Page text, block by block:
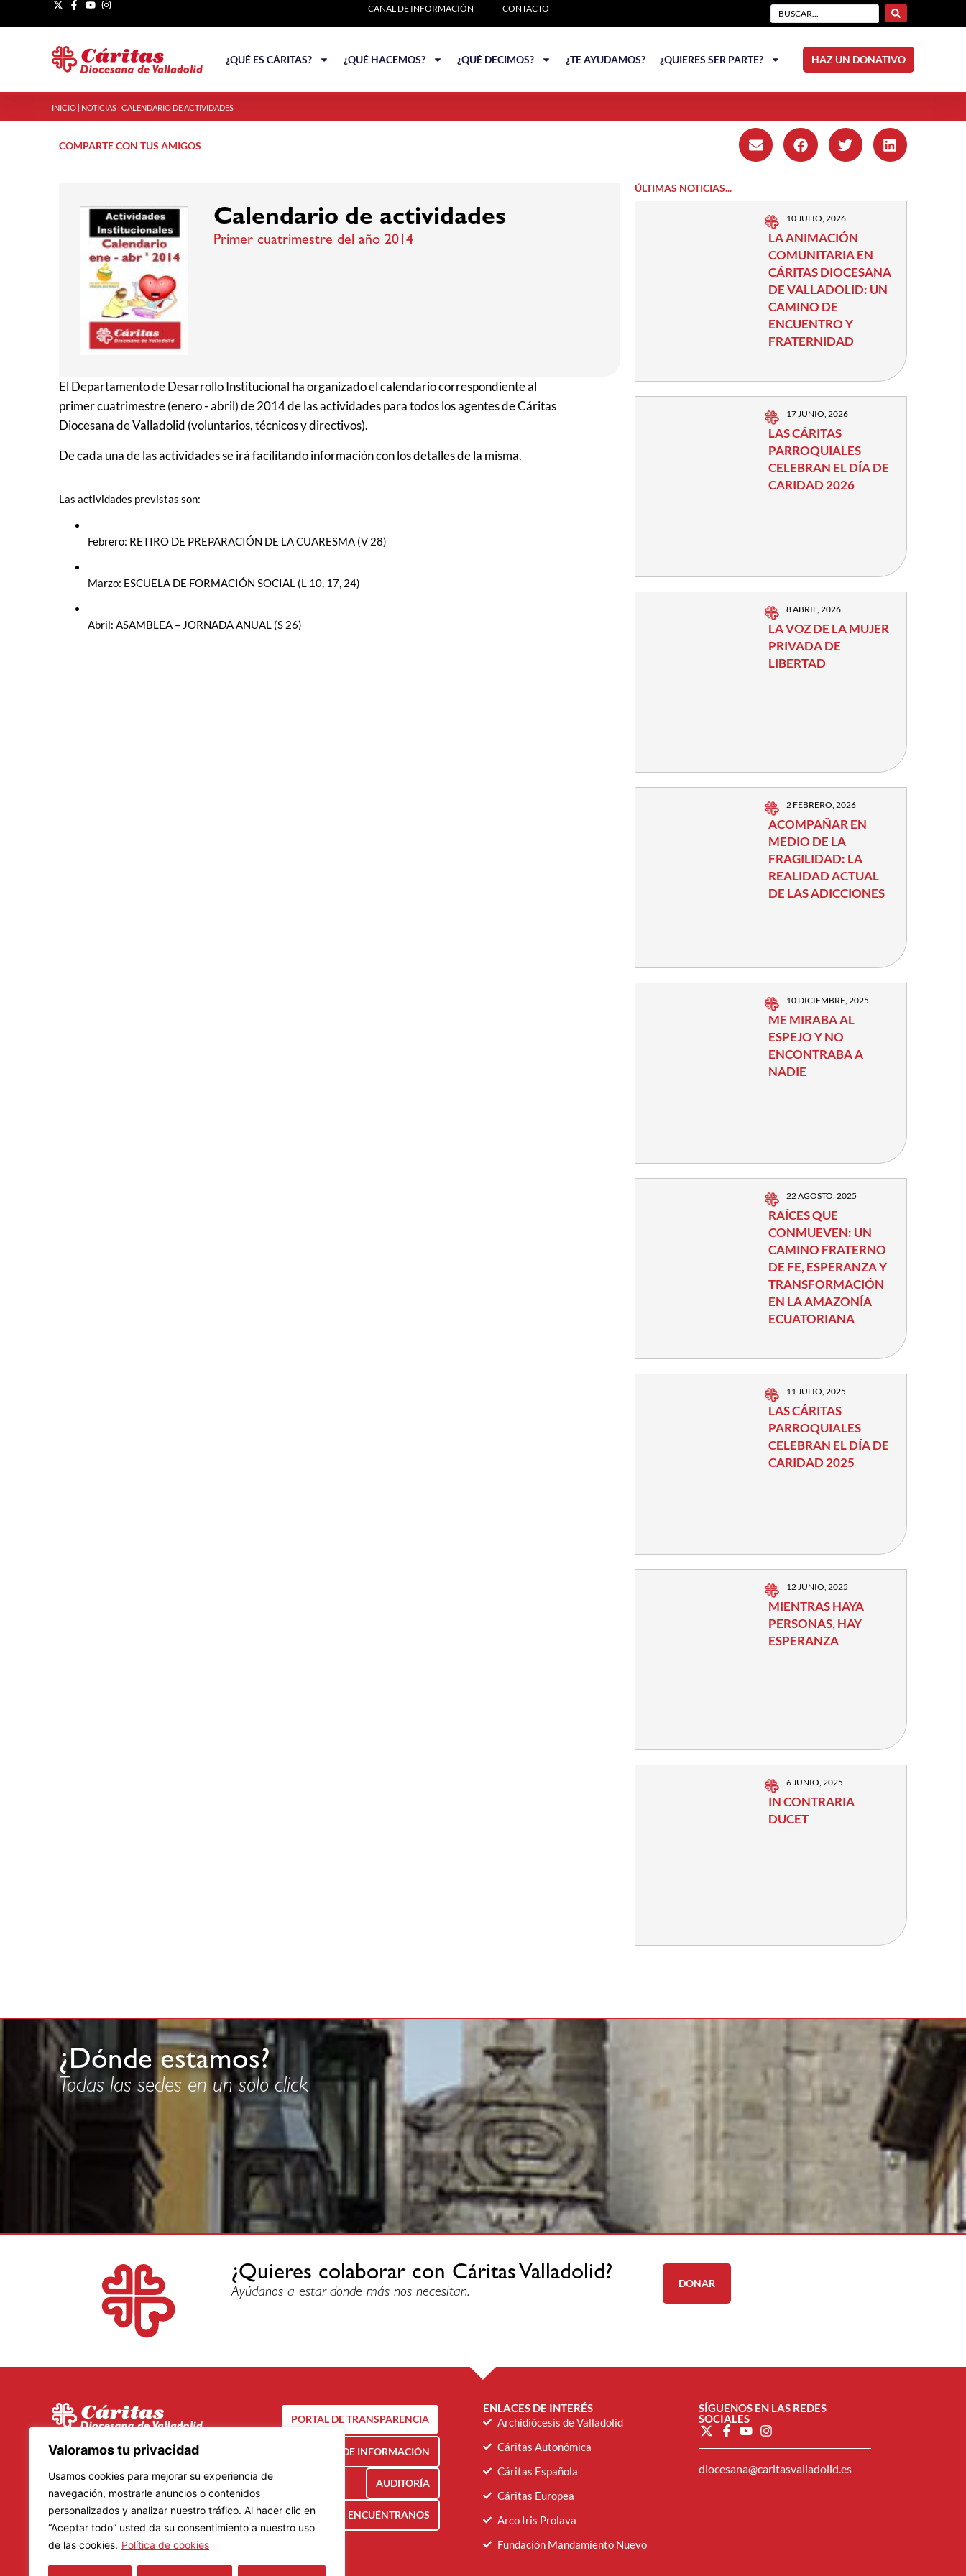
Valoramos tu privacidad
Usamos cookies para mejorar su experiencia de
navegación, mostrarle anuncios o contenidos
personalizados y analizar nuestro tráfico. Al hacer clic en
“Aceptar todo” usted da su consentimiento a nuestro uso
de las cookies. Política de cookies
CANAL DE INFORMACIÓN CONTACTO
¿QUÉ ES CÁRITAS? ¿QUÉ HACEMOS? ¿QUÉ DECIMOS? ¿TE AYUDAMOS? ¿QUIERES SER PARTE? HAZ UN DONATIVO
INICIO | NOTICIAS | CALENDARIO DE ACTIVIDADES
COMPARTE CON TUS AMIGOS
Calendario de actividades
Primer cuatrimestre del año 2014
El Departamento de Desarrollo Institucional ha organizado el calendario correspondiente al
primer cuatrimestre (enero - abril) de 2014 de las actividades para todos los agentes de Cáritas
Diocesana de Valladolid (voluntarios, técnicos y directivos).
De cada una de las actividades se irá facilitando información con los detalles de la misma.
Las actividades previstas son:
Febrero: RETIRO DE PREPARACIÓN DE LA CUARESMA (V 28)
Marzo: ESCUELA DE FORMACIÓN SOCIAL (L 10, 17, 24)
Abril: ASAMBLEA – JORNADA ANUAL (S 26)
ÚLTIMAS NOTICIAS...
10 JULIO, 2026
LA ANIMACIÓN
COMUNITARIA EN
CÁRITAS DIOCESANA
DE VALLADOLID: UN
CAMINO DE
ENCUENTRO Y
FRATERNIDAD
17 JUNIO, 2026
LAS CÁRITAS
PARROQUIALES
CELEBRAN EL DÍA DE
CARIDAD 2026
8 ABRIL, 2026
LA VOZ DE LA MUJER
PRIVADA DE
LIBERTAD
2 FEBRERO, 2026
ACOMPAÑAR EN
MEDIO DE LA
FRAGILIDAD: LA
REALIDAD ACTUAL
DE LAS ADICCIONES
10 DICIEMBRE, 2025
ME MIRABA AL
ESPEJO Y NO
ENCONTRABA A
NADIE
22 AGOSTO, 2025
RAÍCES QUE
CONMUEVEN: UN
CAMINO FRATERNO
DE FE, ESPERANZA Y
TRANSFORMACIÓN
EN LA AMAZONÍA
ECUATORIANA
11 JULIO, 2025
LAS CÁRITAS
PARROQUIALES
CELEBRAN EL DÍA DE
CARIDAD 2025
12 JUNIO, 2025
MIENTRAS HAYA
PERSONAS, HAY
ESPERANZA
6 JUNIO, 2025
IN CONTRARIA
DUCET
¿Dónde estamos?
Todas las sedes en un solo click
¿Quieres colaborar con Cáritas Valladolid?
Ayúdanos a estar donde más nos necesitan.
DONAR
47002 – Valladolid
Teléfono: 983 20 23 01
Lunes a Viernes
Mañanas: De 9.00 a 14.00 horas
Tardes: De 16.00 a 19.00 horas
PORTAL DE TRANSPARENCIA
CANAL DE INFORMACIÓN
AUDITORÍA
ENCUÉNTRANOS
ENLACES DE INTERÉS
Archidiócesis de Valladolid
Cáritas Autonómica
Cáritas Española
Cáritas Europea
Arco Iris Prolava
Fundación Mandamiento Nuevo
SÍGUENOS EN LAS REDES
SOCIALES
diocesana@caritasvalladolid.es